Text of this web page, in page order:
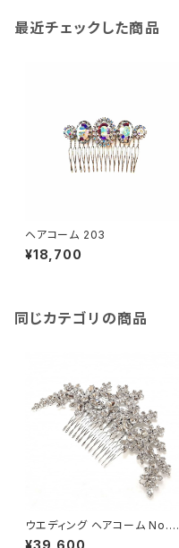
最近チェックした商品
ヘアコーム 203
¥18,700
同じカテゴリの商品
ウエディング ヘアコーム No.20
6
¥39,600